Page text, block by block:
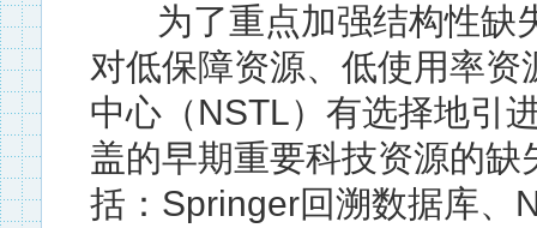
为了重点加强结构性缺
对低保障资源、低使用率
中心（NSTL）有选择地引
盖的早期重要科技资源的
括：Springer回溯数据库、